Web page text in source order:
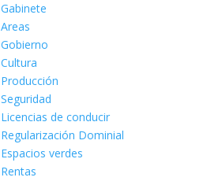
Gabinete
Areas
Gobierno
Cultura
Producción
Seguridad
Licencias de conducir
Regularización Dominial
Espacios verdes
Rentas